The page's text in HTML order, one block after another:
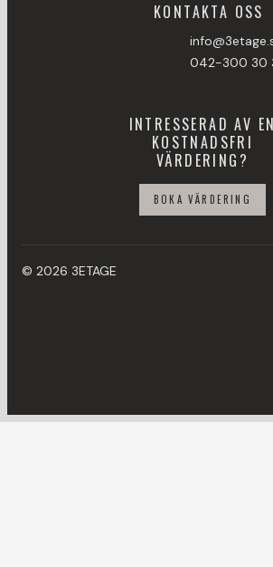
KONTAKTA OSS
042-300 30
INTRESSERAD AV EN
KOSTNADSFRI
VÄRDERING?
BOKA VÄRDERING
© 2026 3ETAGE